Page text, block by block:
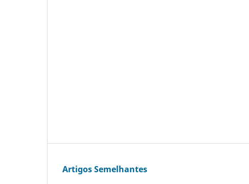
Artigos Semelhantes